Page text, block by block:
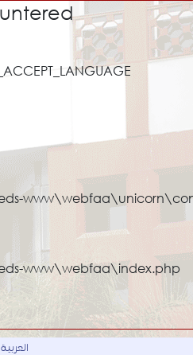
www\webfaa\index.php
العربية